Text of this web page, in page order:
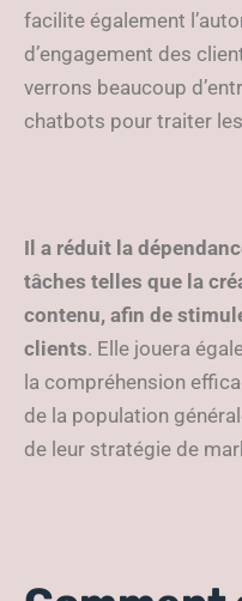
facilite également
d’engagement des
verrons beaucoup
chatbots pour traiter
Il a réduit la
tâches telles que la
contenu, afin de
clients. Elle jouera
la compréhension
de la population
de leur stratégie de